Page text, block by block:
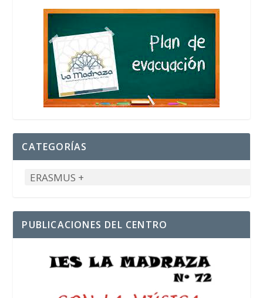
CATEGORÍAS
PUBLICACIONES DEL CENTRO